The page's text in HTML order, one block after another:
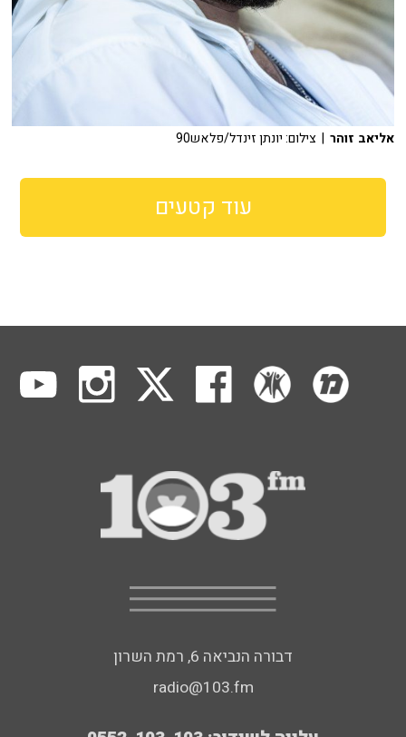
אליאב זוהר | צילום: יונתן זינדל/פלאש90
עוד קטעים
דבורה הנביאה 6, רמת השרון
radio@103.fm